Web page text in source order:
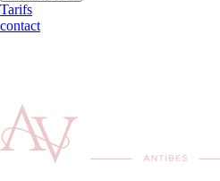
Tarifs
contact